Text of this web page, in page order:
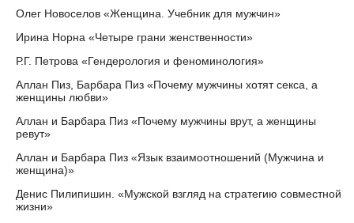
Олег Новоселов «Женщина. Учебник для мужчин»
Ирина Норна «Четыре грани женственности»
Р.Г. Петрова «Гендерология и феноминология»
Аллан Пиз, Барбара Пиз «Почему мужчины хотят секса, а
женщины любви»
Аллан и Барбара Пиз «Почему мужчины врут, а женщины
ревут»
Аллан и Барбара Пиз «Язык взаимоотношений (Мужчина и
женщина)»
Денис Пилипишин. «Мужской взгляд на стратегию совместной
жизни»